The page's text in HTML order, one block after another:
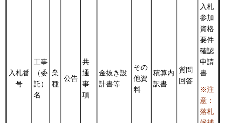
入札番
号
工事
（委
託）
名
業
種
公告
共
通
事
項
金抜き設
計書等
その
他資
料
積算内
訳書
質問
回答
入札
参加
資格
要件
確認
申請
書
※注
意：
落札